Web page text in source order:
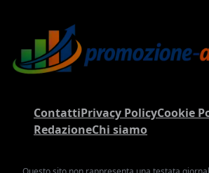
ContattiPrivacy PolicyCookie
RedazioneChi siamo